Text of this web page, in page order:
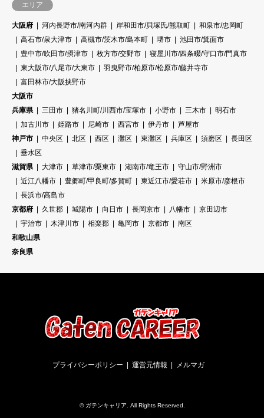
エリア
大阪府 河内長野市/南河内群 岸和田市/貝塚氏/熊取町
和泉市/忠岡町
高石市/泉大津市
高槻市/茨木市/島本町 堺市
池田市/箕面市
豊中市/吹田市/摂津市
枚方市/交野市
寝屋川市/四条畷/守口市/門真市
東大阪市/八尾市/大東市
羽曳野市/柏原市/松原市/藤井寺市
富田林市/大阪挟野市
大阪市
兵庫県
三田市 猪名川町/川西市/宝塚市 小野市 三木市
明石市
加古川市
姫路市 尼崎市 西宮市 伊丹市
芦屋市
神戸市
中央区 北区 西区 灘区 東灘区 兵庫区 須磨区
長田区
垂水区
滋賀県
大津市 草津市/栗東市 湖南市/竜王市
守山市/野洲市
近江八幡市
豊郷町/甲良町/多賀町 東近江市/愛荘市
米原市/彦根市
長浜市/高島市
京都府
久世郡 城陽市 向日市 長岡京市 八幡市
京田辺市
宇治市
木津川市 相楽郡 亀岡市 京都市
南区
和歌山県
奈良県
プライバシーポリシー 運営元情報 メルマガ
© ガテンキャリア . All Rights Reserved.